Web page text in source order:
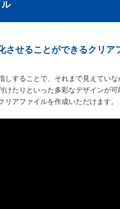
せることができるクリア
しすることで、それまで見えていな
けたりといった多彩なデザインが
リアファイルを作成いただけます。